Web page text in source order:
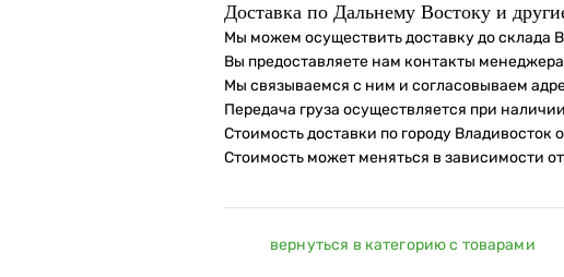
Доставка по Дальнему Востоку и
Мы можем осуществить доставку до склада
Вы предоставляете нам контакты
Мы связываемся с ним и согласовываем
Передача груза осуществляется при
Стоимость доставки по городу Владивосток
Стоимость может меняться в зависимости
вернуться в категорию с товарами